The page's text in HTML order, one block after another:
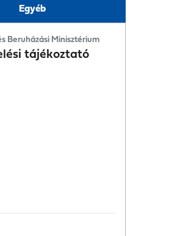
Egyéb
Beruházási Minisztérium
tájékoztató